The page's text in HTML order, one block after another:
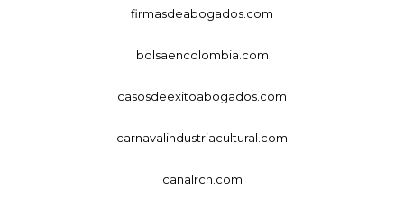
firmasdeabogados.com
bolsaencolombia.com
casosdeexitoabogados.com
carnavalindustriacultural.com
canalrcn.com